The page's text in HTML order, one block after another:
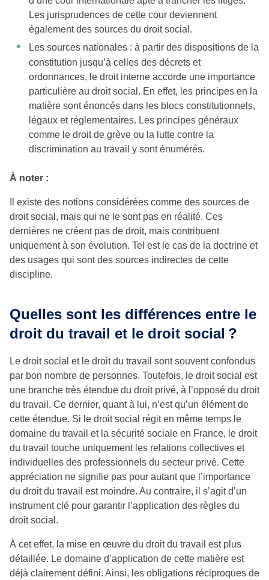
Les jurisprudences de cette cour deviennent
également des sources du droit social.
Les sources nationales : à partir des dispositions de la
constitution jusqu’à celles des décrets et
ordonnances, le droit interne accorde une importance
particulière au droit social. En effet, les principes en la
matière sont énoncés dans les blocs constitutionnels,
légaux et réglementaires. Les principes généraux
comme le droit de grève ou la lutte contre la
discrimination au travail y sont énumérés.
À noter :
Il existe des notions considérées comme des sources de
droit social, mais qui ne le sont pas en réalité. Ces
dernières ne créent pas de droit, mais contribuent
uniquement à son évolution. Tel est le cas de la doctrine et
des usages qui sont des sources indirectes de cette
discipline.
Quelles sont les différences entre le
droit du travail et le droit social ?
Le droit social et le droit du travail sont souvent confondus
par bon nombre de personnes. Toutefois, le droit social est
une branche très étendue du droit privé, à l’opposé du droit
du travail. Ce dernier, quant à lui, n’est qu’un élément de
cette étendue. Si le droit social régit en même temps le
domaine du travail et la sécurité sociale en France, le droit
du travail touche uniquement les relations collectives et
individuelles des professionnels du secteur privé. Cette
appréciation ne signifie pas pour autant que l’importance
du droit du travail est moindre. Au contraire, il s’agit d’un
instrument clé pour garantir l’application des règles du
droit social.
À cet effet, la mise en œuvre du droit du travail est plus
détaillée. Le domaine d’application de cette matière est
déjà clairement défini. Ainsi, les obligations réciproques de